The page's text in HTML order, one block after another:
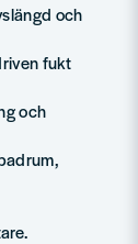
och
fukt
och